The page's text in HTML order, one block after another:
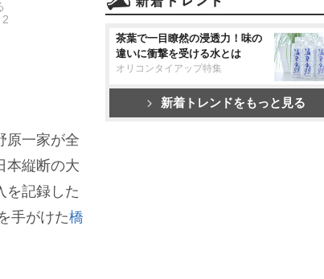
2
原一家が全
本縦断の大
を記録した
手がけた橋
茶葉で一目瞭然の浸透力！味の
違いに衝撃を受ける水とは
オリコンタイアップ特集
新着トレンドをもっと見る